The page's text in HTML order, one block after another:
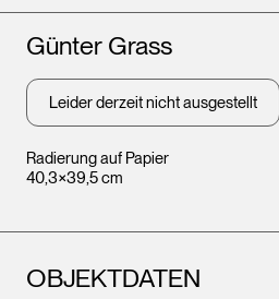
Radierung auf Papier
40,3×39,5 cm
Künstler*innen
Günter Grass
Leider derzeit nicht ausgestellt
OBJEKTDATEN